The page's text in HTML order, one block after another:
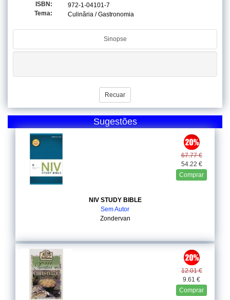
ISBN:
972-1-04101-7
Tema:
Culinãria / Gastronomia
Sinopse
Recuar
Sugestões
67.77 €
54.22 €
Comprar
NIV STUDY BIBLE
Sem Autor
Zondervan
12.01 €
9.61 €
Comprar